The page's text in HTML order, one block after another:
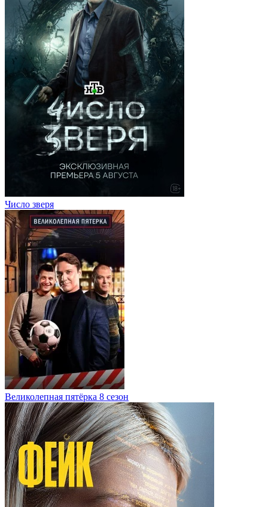
Число зверя
Великолепная пятёрка 8 сезон